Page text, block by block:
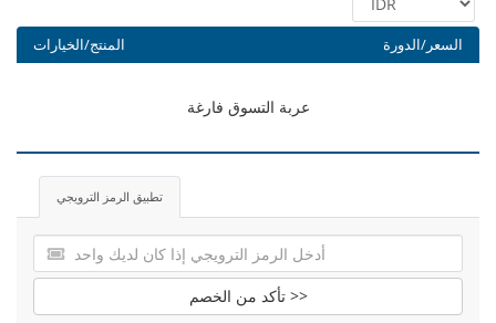
المنتج/الخيارات السعر/الدورة
عربة التسوق فارغة
تطبيق الرمز الترويجي
تأكد من الخصم >>